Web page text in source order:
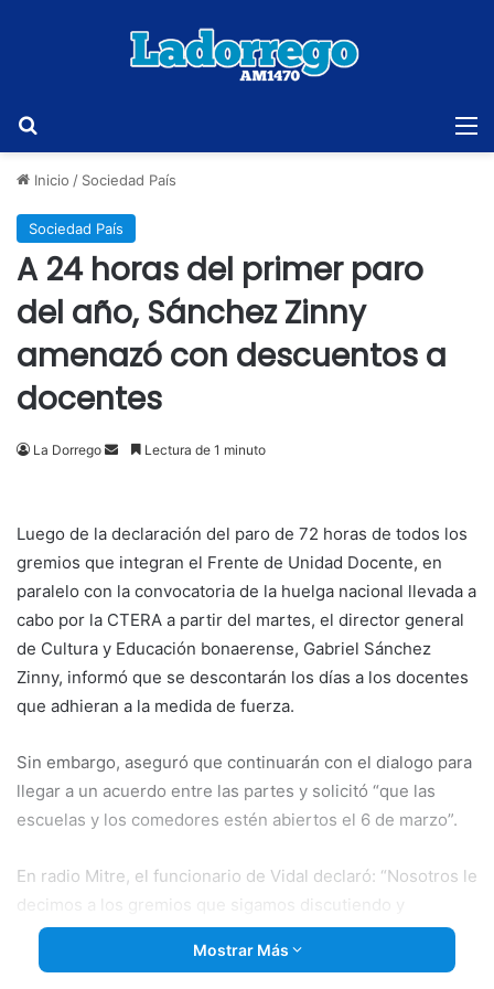
Inicio / Sociedad País
Sociedad País
A 24 horas del primer paro
del año, Sánchez Zinny
amenazó con descuentos a
docentes
La Dorrego
SendLectura de 1 minuto
Luego de la declaración del paro de 72 horas de todos los
gremios que integran el Frente de Unidad Docente, en
paralelo con la convocatoria de la huelga nacional llevada a
cabo por la CTERA a partir del martes, el director general
de Cultura y Educación bonaerense, Gabriel Sánchez
Zinny, informó que se descontarán los días a los docentes
que adhieran a la medida de fuerza.
Sin embargo, aseguró que continuarán con el dialogo para
llegar a un acuerdo entre las partes y solicitó “que las
escuelas y los comedores estén abiertos el 6 de marzo”.
En radio Mitre, el funcionario de Vidal declaró: “Nosotros le
decimos a los gremios que sigamos discutiendo y
dialogando sobre salario, aprendizaje, deserción escolar,
pero no le quitemos oportunidades a los chicos de
Mostrar Más